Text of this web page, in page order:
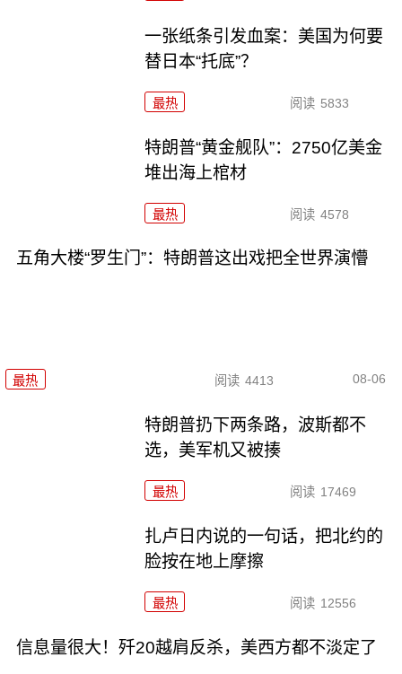
一张纸条引发血案：美国为何要
替日本“托底”？
最热 阅读 5833
特朗普“黄金舰队”：2750亿美金
堆出海上棺材
最热 阅读 4578
五角大楼“罗生门”：特朗普这出戏把全世界演懵
最热 阅读 4413 08-06
特朗普扔下两条路，波斯都不
选，美军机又被揍
最热 阅读 17469
扎卢日内说的一句话，把北约的
脸按在地上摩擦
最热 阅读 12556
信息量很大！歼20越肩反杀，美西方都不淡定了